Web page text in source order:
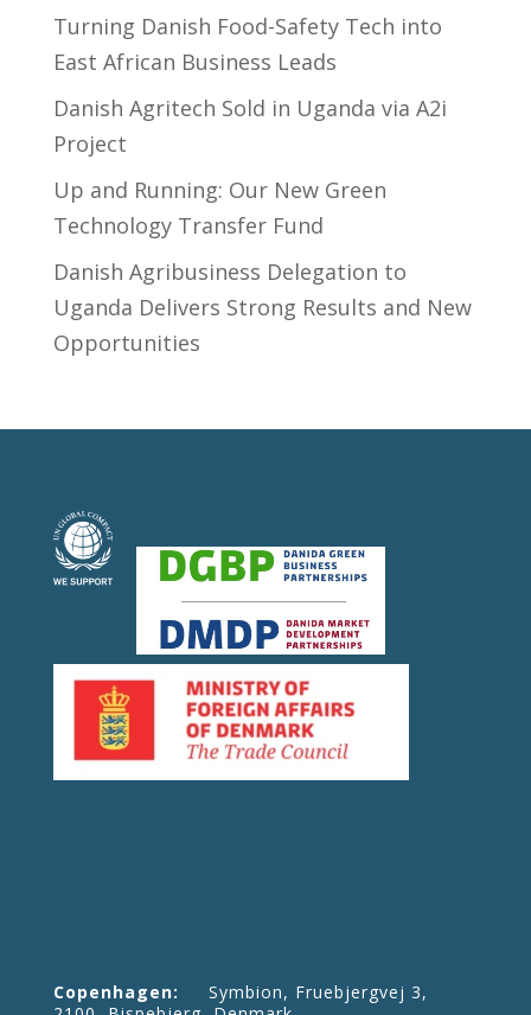
Turning Danish Food-Safety Tech into
East African Business Leads
Danish Agritech Sold in Uganda via A2i
Project
Up and Running: Our New Green
Technology Transfer Fund
​Danish Agribusiness Delegation to
Uganda Delivers Strong Results and New
Opportunities
Copenhagen: Symbion, Fruebjergvej 3,